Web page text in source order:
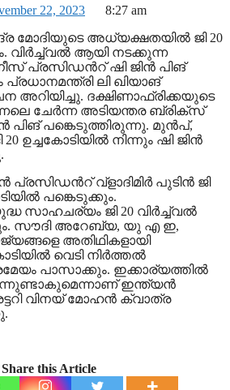
22, 2023
8:27 am
മോദിയുടെ അധ്യക്ഷതയിൽ ജി 20
വിർച്ച്വൽ ആയി നടക്കുന്ന
പ്രസിഡന്‍റ് ഷി ജിൻ പിങ്
പ്രധാനമന്ത്രി ലി ഖിയാങ്
അറിയിച്ചു. ദക്ഷിണാഫ്രിക്കയുടെ
ചേർന്ന അടിയന്തര ബ്രിക്സ്
പിങ് പങ്കെടുത്തിരുന്നു. മുൻപ്,
20 ഉച്ചകോടിയിൽ നിന്നും ഷി ജിൻ
വ്ളാദിമിർ പുടിൻ ജി
പങ്കെടുക്കും.
സാഹചര്യം ജി 20 വിർച്ച്വൽ
സൗദി അറേബ്യ, യു എ ഇ,
അതിഥികളായി
വെടി നിർത്തൽ
പാസാക്കും. ഇക്കാര്യത്തിൽ
ഇന്ത്യൻ
വിനയ് മോഹൻ ക്വാത്ര
Share this Article